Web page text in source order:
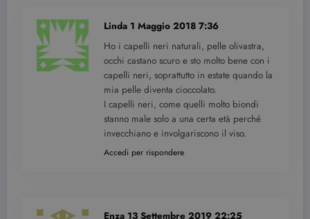
Linda 1 Maggio 2018 7:36
Ho i capelli neri naturali, pelle olivastra,
occhi castano scuro e sto molto bene con i
capelli neri, soprattutto in estate quando la
mia pelle diventa cioccolato.
I capelli neri, come quelli molto biondi
stanno male solo a una certa età perché
invecchiano e involgariscono il viso.
Accedi per rispondere
Enza 13 Settembre 2019 22:25